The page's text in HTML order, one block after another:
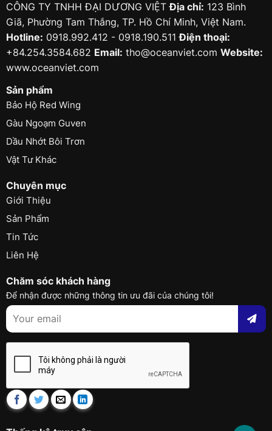
CÔNG TY TNHH ĐẠI DƯƠNG VIỆTĐịa chỉ: 123 Bình
Giã, Phường Tam Thắng, TP. Hồ Chí Minh, Việt Nam.
Hotline: 0918.992.412 - 0918.190.511Điện thoại:
+84.254.3584.682 Email: tho@oceanviet.com Website:
www.oceanviet.com
Sản phẩm
Bảo Hộ Red Wing
Gàu Ngoạm Guven
Dầu Nhớt Bôi Trơn
Vật Tư Khác
Chuyên mục
Giới Thiệu
Sản Phẩm
Tin Tức
Liên Hệ
Chăm sóc khách hàng
Để nhận được những thông tin ưu đãi của chúng tôi!